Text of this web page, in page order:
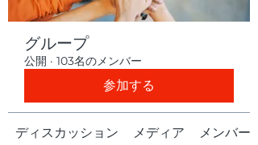
グループ
公開 · 103名のメンバー
参加する
ディスカッション メディア メンバー